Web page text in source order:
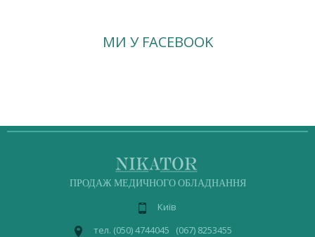
МИ У FACEBOOK
ПРОДАЖ МЕДИЧНОГО ОБЛАДНАННЯ
Київ
тел. (050) 4744045 (067) 8253455